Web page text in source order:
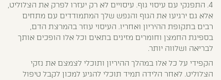
4. התפנקי עם עיסוי גוף. עיסויים לא רק יעזרו לפרק את הצלוליט,
אלא גם ירגיעו את הגוף והנפש שלך המתמודדים עם מתחים
רבים בתקופת ההיריון ואחריו. העיסוי עוזר בהמרצת הדם,
בספיגת החמצן וחומרים מזינים בתאים וכל אלו הופכים אותך
לבריאה ושלווה יותר.
הקפידי על כל אלו במהלך ההיריון ותוכלי לצמצם את נזקי
הצלוליט. לאחר הלידה תמיד תוכלי להגיע למכון לקבל טיפול